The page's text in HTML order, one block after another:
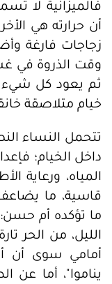
فالميزانية لا
أن حرارته هي
زجاجات فارغة
وقت الذروة في
ثم يعود كل شيء
خيام متلاصقة
تتحمل النساء
داخل الخيام؛
المياه، ورعاية
قاسية، ما
ما تؤكده أم
الليل، من الحر
أمامي سوى أن
يناموا"، أما